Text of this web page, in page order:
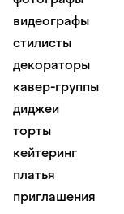
видеографы
стилисты
декораторы
кавер-группы
диджеи
торты
кейтеринг
платья
приглашения